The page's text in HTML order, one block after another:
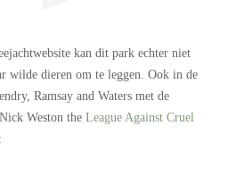
kan dit park echter niet
wilde dieren om te leggen. Ook in de
Ramsay and Waters met de
Weston the League Against Cruel